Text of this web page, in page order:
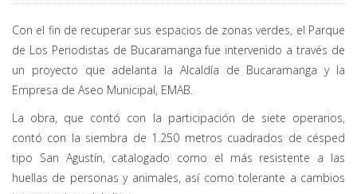
Con el fin de recuperar sus espacios de zonas verdes, el Parque
de Los Periodistas de Bucaramanga fue intervenido a través de
un proyecto que adelanta la Alcaldía de Bucaramanga y la
Empresa de Aseo Municipal, EMAB.
La obra, que contó con la participación de siete operarios,
contó con la siembra de 1.250 metros cuadrados de césped
tipo San Agustín, catalogado como el más resistente a las
huellas de personas y animales, así como tolerante a cambios